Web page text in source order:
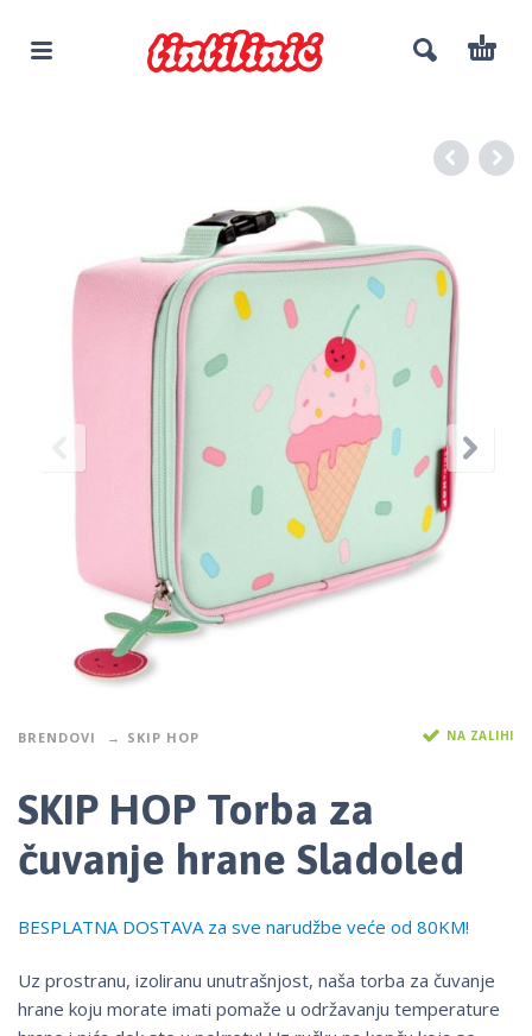
BRENDOVI SKIP HOP NA ZALIHI
SKIP HOP Torba za
čuvanje hrane Sladoled
BESPLATNA DOSTAVA za sve narudžbe veće od 80KM!
Uz prostranu, izoliranu unutrašnjost, naša torba za čuvanje
hrane koju morate imati pomaže u održavanju temperature